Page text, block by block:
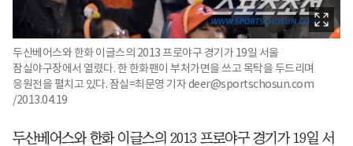
두산베어스와 한화 이글스의 2013 프로야구 경기가 19일 서울
잠실야구장에서 열렸다. 한 한화팬이 부처가면을 쓰고 목탁을 두드리며
응원전을 펼치고 있다. 잠실=최문영 기자 deer@sportschosun.com
/2013.04.19
두산베어스와 한화 이글스의 2013 프로야구 경기가 19일 서